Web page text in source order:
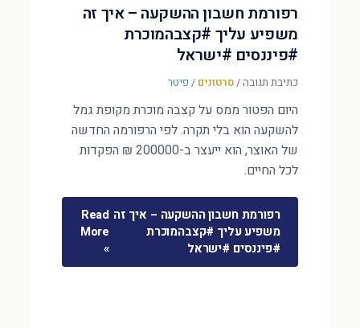
רפורמת חשבון ההשקעה – איך זה
משפיע עליך #קצבהמוכרת
#פיננסים #ישראל
כתיבת תגובה/סרטונים / פיטר
היום הפטור ממס על קצבה מוכרת מקופת גמל
להשקעה הוא בלי תקרה. לפי הרפורמה החדשה
של האוצר, הוא ייעצר ב-200000 ₪ הפקדות
לכל החיים.
רפורמת חשבון ההשקעה – איך זה
משפיע עליך #קצבהמוכרת
#פיננסים #ישראל
Read
More
»